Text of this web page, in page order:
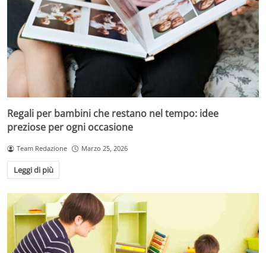
Regali per bambini che restano nel tempo: idee
preziose per ogni occasione
Team Redazione Marzo 25, 2026
Leggi di più